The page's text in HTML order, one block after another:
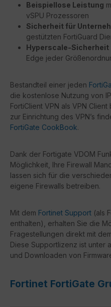
Beispiellose Leistung
vSPU Prozessoren
Sicherheit für
gestützten FortiGuard
Hyperscale-Sicherheit
Edge jeder
Bestandteil einer jeden
die kostenlose Nutzung von
FortiClient VPN als VPN
zur Einrichtung des VPN’s
FortiGate CookBook.
Dank der Fortigate VDOM
Möglichkeit, Ihre Firewall
lassen sich für die
eigene Firewalls betreiben.
Mit dem Fortinet Support (als
enthalten), erhalten Sie die
Fragestellungen direkt mit
Diese Supportlizenz ist unter
und Downloaden von
Fortinet FortiGate